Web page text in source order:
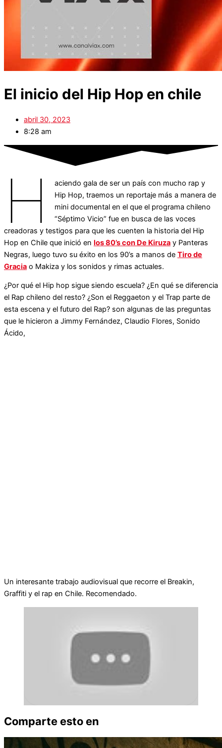
El inicio del Hip Hop en chile
abril 30, 2023
8:28 am
H
aciendo gala de ser un país con mucho rap y
Hip Hop, traemos un reportaje más a manera de
mini documental en el que el programa chileno
“Séptimo Vicio” fue en busca de las voces
creadoras y testigos para que les cuenten la historia del Hip
Hop en Chile que inició en los 80’s con De Kiruza y Panteras
Negras, luego tuvo su éxito en los 90’s a manos de Tiro de
Gracia o Makiza y los sonidos y rimas actuales.
¿Por qué el Hip hop sigue siendo escuela? ¿En qué se diferencia
el Rap chileno del resto? ¿Son el Reggaeton y el Trap parte de
esta escena y el futuro del Rap? son algunas de las preguntas
que le hicieron a Jimmy Fernández, Claudio Flores, Sonido
Ácido,
Un interesante trabajo audiovisual que recorre el Breakin,
Graffiti y el rap en Chile. Recomendado.
Comparte esto en